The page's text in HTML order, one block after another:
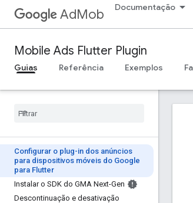
AdMob Documentação
Mobile Ads Flutter Plugin
Guias Referência Exemplos
Configurar o plug-in dos anúncios
para dispositivos móveis do Google
para Flutter
Instalar o SDK do GMA Next-Gen
Descontinuação e desativação